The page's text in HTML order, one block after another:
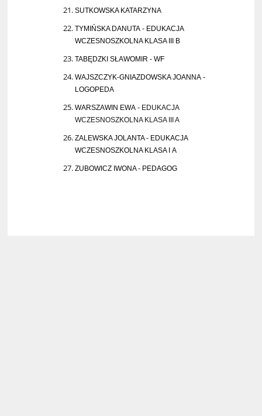
SUTKOWSKA KATARZYNA
TYMIŃSKA DANUTA - EDUKACJA
WCZESNOSZKOLNA KLASA III B
TABĘDZKI SŁAWOMIR - WF
WAJSZCZYK-GNIAZDOWSKA JOANNA -
LOGOPEDA
WARSZAWIN EWA - EDUKACJA
WCZESNOSZKOLNA KLASA III A
ZALEWSKA JOLANTA - EDUKACJA
WCZESNOSZKOLNA KLASA I A
ZUBOWICZ IWONA - PEDAGOG